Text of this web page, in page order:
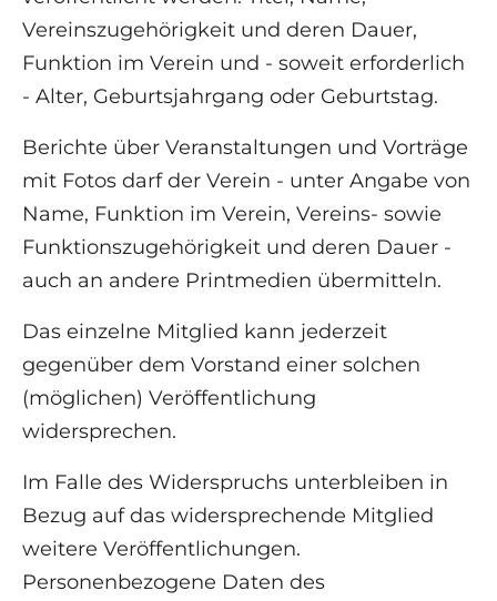
Vereinszugehörigkeit und deren Dauer,
Funktion im Verein und - soweit erforderlich
- Alter, Geburtsjahrgang oder Geburtstag.
Berichte über Veranstaltungen und Vorträge
mit Fotos darf der Verein - unter Angabe von
Name, Funktion im Verein, Vereins- sowie
Funktionszugehörigkeit und deren Dauer -
auch an andere Printmedien übermitteln.
Das einzelne Mitglied kann jederzeit
gegenüber dem Vorstand einer solchen
(möglichen) Veröffentlichung
widersprechen.
Im Falle des Widerspruchs unterbleiben in
Bezug auf das widersprechende Mitglied
weitere Veröffentlichungen.
Personenbezogene Daten des